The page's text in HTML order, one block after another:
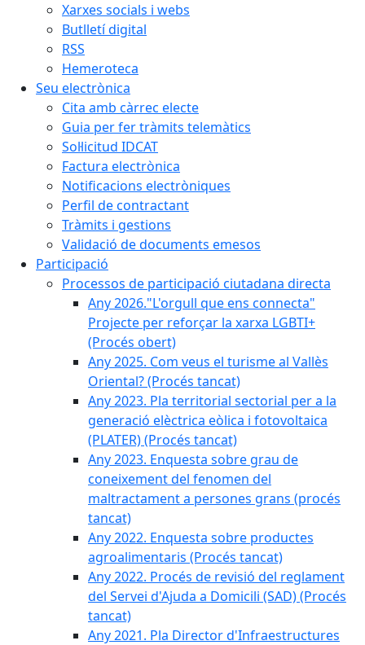
Xarxes socials i webs
Butlletí digital
RSS
Hemeroteca
Seu electrònica
Cita amb càrrec electe
Guia per fer tràmits telemàtics
Sol·licitud IDCAT
Factura electrònica
Notificacions electròniques
Perfil de contractant
Tràmits i gestions
Validació de documents emesos
Participació
Processos de participació ciutadana directa
Any 2026."L'orgull que ens connecta"
Projecte per reforçar la xarxa LGBTI+
(Procés obert)
Any 2025. Com veus el turisme al Vallès
Oriental? (Procés tancat)
Any 2023. Pla territorial sectorial per a la
generació elèctrica eòlica i fotovoltaica
(PLATER) (Procés tancat)
Any 2023. Enquesta sobre grau de
coneixement del fenomen del
maltractament a persones grans (procés
tancat)
Any 2022. Enquesta sobre productes
agroalimentaris (Procés tancat)
Any 2022. Procés de revisió del reglament
del Servei d'Ajuda a Domicili (SAD) (Procés
tancat)
Any 2021. Pla Director d'Infraestructures